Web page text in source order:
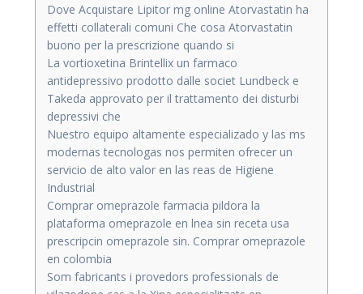
Dove Acquistare Lipitor mg online Atorvastatin ha
effetti collaterali comuni Che cosa Atorvastatin
buono per la prescrizione quando si
La vortioxetina Brintellix un farmaco
antidepressivo prodotto dalle societ Lundbeck e
Takeda approvato per il trattamento dei disturbi
depressivi che
Nuestro equipo altamente especializado y las ms
modernas tecnologas nos permiten ofrecer un
servicio de alto valor en las reas de Higiene
Industrial
Comprar omeprazole farmacia pildora la
plataforma omeprazole en lnea sin receta usa
prescripcin omeprazole sin. Comprar omeprazole
en colombia
Som fabricants i provedors professionals de